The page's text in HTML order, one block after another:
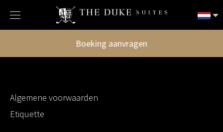
Boeking aanvragen
Algemene voorwaarden
Etiquette